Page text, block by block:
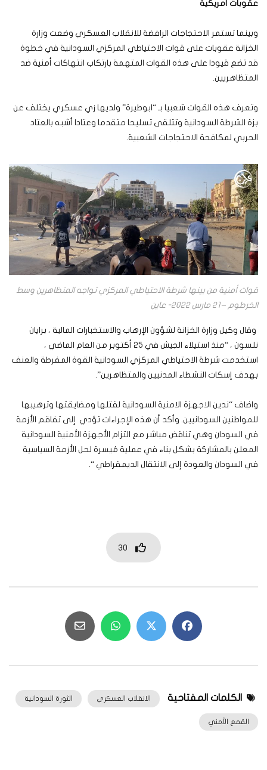
عقوبات أمريكية
وبينما تستمر الاحتجاجات الرافضة للانقلاب العسكري وضعت وزارة
الخزانة عقوبات على قوات الاحتياطي المركزي السودانية في خطوة
قد تضع قيودا على هذه القوات المتهمة بارتكاب انتهاكات أمنية ضد
المتظاهريين.
وتعرف هذه القوات شعبيا بـ “ابوطيرة” ولديها زي عسكري يختلف عن
بزة الشرطة السودانية وتتلقى تسليحا متقدما وعتادا أشبه بالعتاد
الحربي لمكافحة الاحتجاجات الشعبية.
قوات أمنية من بينها شرطة الاحتياطي المركزي تواجه المتظاهرين وسط
الخرطوم – 21 مارس 2022- عاين
وقال وكيل وزارة الخزانة لشؤون الإرهاب والاستخبارات المالية ، برايان
نلسون ، “منذ استيلاء الجيش في 25 أكتوبر من العام الماضي ،
استخدمت شرطة الاحتياطي المركزي السودانية القوة المفرطة والعنف
بهدف إسكات النشطاء المدنيين والمتظاهرين”.
واضاف “ندين الاجهزة الامنية السودانية لقتلها ومضايقتها وترهيبها
للمواطنين السودانيين. وأكد أن هذه الإجراءات تؤدي إلى تفاقم الأزمة
في السودان وهي تناقض مباشر مع التزام الأجهزة الأمنية السودانية
المعلن بالمشاركة بشكل بناء في عملية مُيسرة لحل الأزمة السياسية
في السودان والعودة إلى الانتقال الديمقراطي “.
30
الكلمات المفتاحية الانقلاب العسكري الثورة السودانية
القمع الأمني